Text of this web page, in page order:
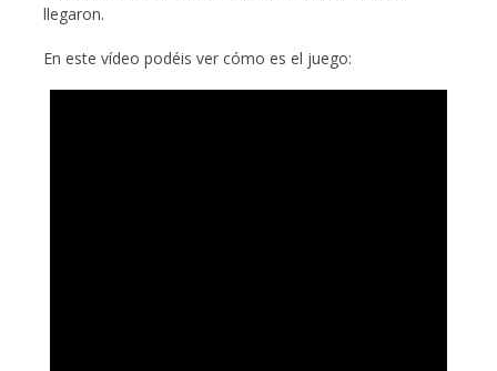
llegaron.
En este vídeo podéis ver cómo es el juego: